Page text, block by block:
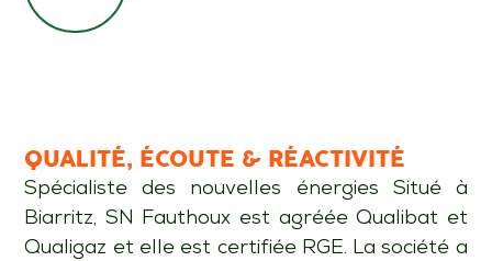
QUALITÉ, ÉCOUTE & RÉACTIVITÉ
Spécialiste des nouvelles énergies Situé à
Biarritz, SN Fauthoux est agréée Qualibat et
Qualigaz et elle est certifiée RGE. La société a